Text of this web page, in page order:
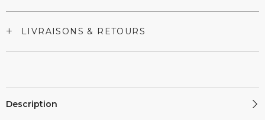
+ LIVRAISONS & RETOURS
Description